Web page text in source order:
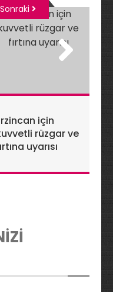
için
rüzgar ve
uyarısı
Sonraki